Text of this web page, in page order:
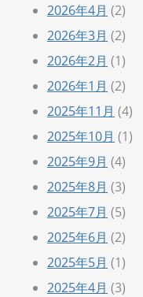
2026年4月 (2)
2026年3月 (2)
2026年2月 (1)
2026年1月 (2)
2025年11月 (4)
2025年10月 (1)
2025年9月 (4)
2025年8月 (3)
2025年7月 (5)
2025年6月 (2)
2025年5月 (1)
2025年4月 (3)